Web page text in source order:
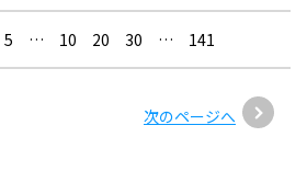
5 … 10 20 30 …
次のページへ
141